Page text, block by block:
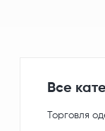
Все
Торговля